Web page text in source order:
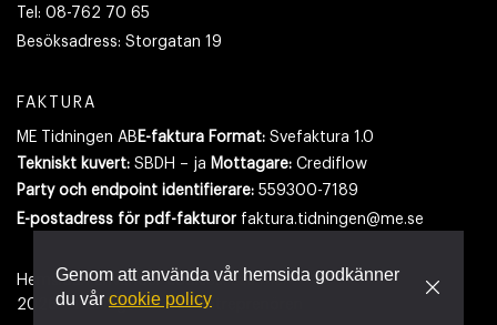
Tel: 08-762 70 65
Besöksadress: Storgatan 19
FAKTURA
ME Tidningen AB E-faktura Format: Svefaktura 1.0
Tekniskt kuvert: SBDH – ja Mottagare: Crediflow
Party och endpoint identifierare: 559300-7189
E-postadress för pdf-fakturor faktura.tidningen@me.se
Hemsidan använder cookies.Läs mer
2026- Tidningen Maskinentreprenören
Genom att använda vår hemsida godkänner
du vår cookie policy